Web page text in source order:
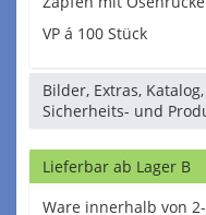
VP á 100 Stück
Bilder, Extras,
Sicherheits- und
Lieferbar ab Lager B
Ware innerhalb von